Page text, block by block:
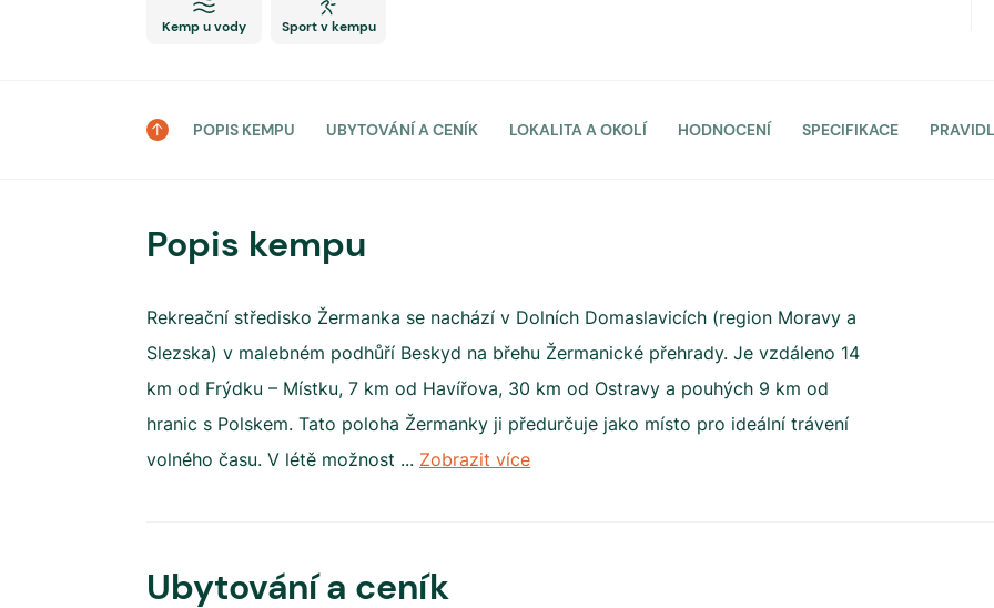
Kemp u vody Sport v kempu
POPIS KEMPU UBYTOVÁNÍ A CENÍK LOKALITA A OKOLÍ HODNOCENÍ SPECIFIKACE
Popis kempu
Rekreační středisko Žermanka se nachází v Dolních Domaslavicích (region Moravy a
Slezska) v malebném podhůří Beskyd na břehu Žermanické přehrady. Je vzdáleno 14
km od Frýdku – Místku, 7 km od Havířova, 30 km od Ostravy a pouhých 9 km od
hranic s Polskem. Tato poloha Žermanky ji předurčuje jako místo pro ideální trávení
volného času. V létě možnost ... Zobrazit více
Ubytování a ceník